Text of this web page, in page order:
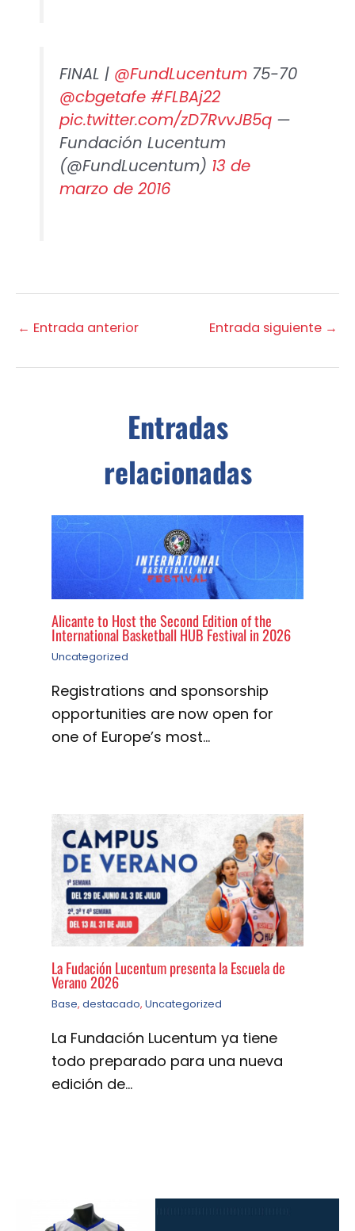
FINAL | @FundLucentum75-70
@cbgetafe #FLBAj22
pic.twitter.com/zD7RvvJB5q—
Fundación Lucentum
(@FundLucentum) 13 de
marzo de 2016
← Entrada anterior Entrada siguiente →
Entradas
relacionadas
Alicante to Host the Second Edition of the
International Basketball HUB Festival in 2026
Uncategorized
Registrations and sponsorship
opportunities are now open for
one of Europe’s most…
La Fudación Lucentum presenta la Escuela de
Verano 2026
Base, destacado, Uncategorized
La Fundación Lucentum ya tiene
todo preparado para una nueva
edición de…